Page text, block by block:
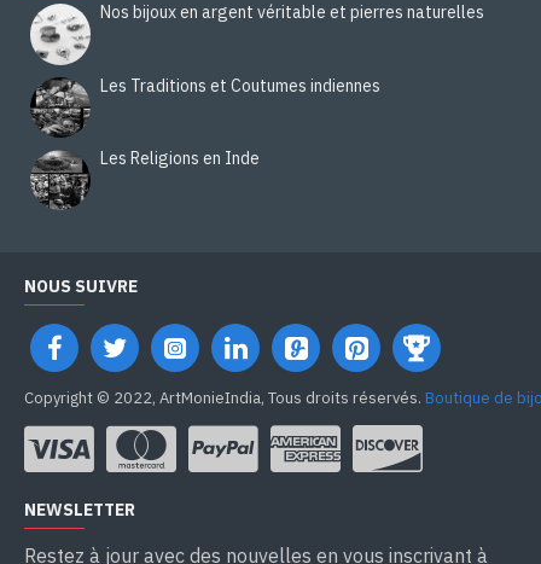
Nos bijoux en argent véritable et pierres naturelles
Les Traditions et Coutumes indiennes
Les Religions en Inde
NOUS SUIVRE
Copyright © 2022, ArtMonieIndia, Tous droits réservés. Boutique de
NEWSLETTER
Restez à jour avec des nouvelles en vous inscrivant à